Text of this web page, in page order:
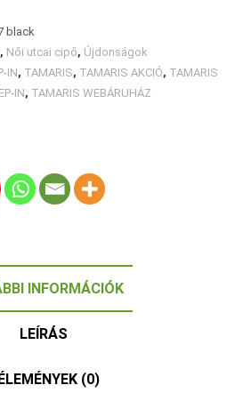
black
, Női utcai cipő, Újdonságok
IN, TAMARIS, TAMARIS AKCIÓ, TAMARIS
IN, TAMARIS WEBÁRUHÁZ
INFORMÁCIÓK
LEÍRÁS
(0)